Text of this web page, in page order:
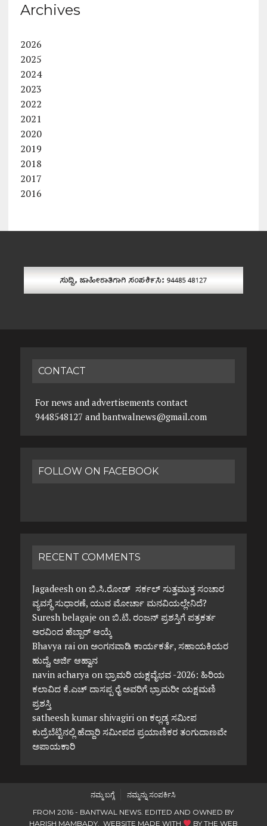
Archives
2026
2025
2024
2023
2022
2021
2020
2019
2018
2017
2016
CONTACT
For news and advertisements contact
9448548127 and bantwalnews@gmail.com
FOLLOW ON FACEBOOK
RECENT COMMENTS
Jagadeeshon ಬಿ.ಸಿ.ರೋಡ್ ಸರ್ಕಲ್ ಸುತ್ತಮುತ್ತ ಸಂಚಾರ
ವ್ಯವಸ್ಥೆ ಸುಧಾರಣೆ, ಯುವ ಮೋರ್ಚಾ ಮನವಿಯಲ್ಲೇನಿದೆ?
Suresh belagaje on ಬಿ.ಟಿ. ರಂಜನ್ ಪ್ರಶಸ್ತಿಗೆ ಪತ್ರಕರ್ತ
ಅರವಿಂದ ಹೆಬ್ಬಾರ್ ಆಯ್ಕೆ
Bhavya raion ಅಂಗನವಾಡಿ ಕಾರ್ಯಕರ್ತೆ, ಸಹಾಯಕಿಯರ
ಹುದ್ದೆ, ಅರ್ಜಿ ಆಹ್ವಾನ
navin acharya on ಭ್ರಾಮರಿ ಯಕ್ಷವೈಭವ -2026: ಹಿರಿಯ
ಕಲಾವಿದ ಕೆ.ಎಚ್ ದಾಸಪ್ಪ ರೈ ಅವರಿಗೆ ಭ್ರಾಮರೀ ಯಕ್ಷಮಣಿ
ಪ್ರಶಸ್ತಿ
satheesh kumar shivagirion ಕಲ್ಲಡ್ಕ ಸಮೀಪ
ಕುದ್ರೆಬೆಟ್ಟಿನಲ್ಲಿ ಹೆದ್ದಾರಿ ಸಮೀಪದ ಪ್ರಯಾಣಿಕರ ತಂಗುದಾಣವೇ
ಅಪಾಯಕಾರಿ
ನಮ್ಮ ಬಗ್ಗೆ
ನಮ್ಮನ್ನು ಸಂಪರ್ಕಿಸಿ
FROM 2016 - BANTWAL NEWS. EDITED AND OWNED BY
HARISH MAMBADY. WEBSITE MADE WITH
BY THE WEB